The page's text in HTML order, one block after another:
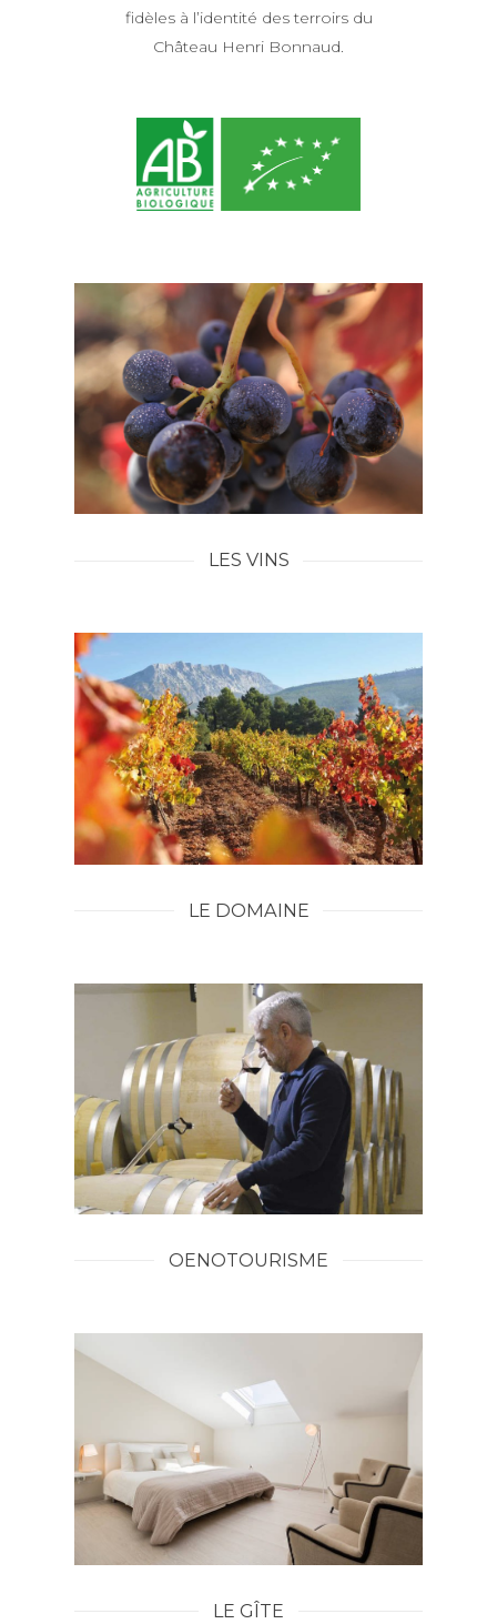
fidèles à l’identité des terroirs du
Château Henri Bonnaud.
LES VINS
LE DOMAINE
OENOTOURISME
LE GÎTE
LE DOMAINE
NOS VINS
LES GÎTES
OENOTOURISME &
LES BRUNCHS DU
PILATES & WINE
ACTUALITÉS
E-BOUTIQUE